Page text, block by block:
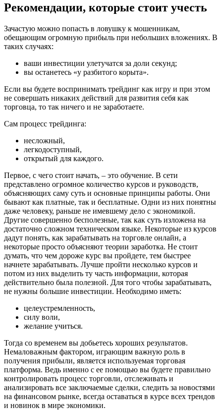
Рекомендации, которые стоит учесть
Зачастую можно попасть в ловушку к мошенникам,
обещающим огромную прибыль при небольших вложениях. В
таких случаях:
ваши инвестиции улетучатся за доли секунд;
вы останетесь «у разбитого корыта».
Если вы будете воспринимать трейдинг как игру и при этом
не совершать никаких действий для развития себя как
торговца, то так ничего и не заработаете.
Сам процесс трейдинга:
несложный,
легкодоступный,
открытый для каждого.
Первое, с чего стоит начать, – это обучение. В сети
представлено огромное количество курсов и руководств,
объясняющих саму суть и основные принципы работы. Они
бывают как платные, так и бесплатные. Одни из них понятны
даже человеку, раньше не имевшему дело с экономикой.
Другие совершенно бесполезные, так как суть изложена на
достаточно сложном техническом языке. Некоторые из курсов
дадут понять, как зарабатывать на торговле онлайн, а
некоторые просто объясняют теории заработка. Не стоит
думать, что чем дороже курс вы пройдете, тем быстрее
начнете зарабатывать. Лучше пройти несколько курсов и
потом из них выделить ту часть информации, которая
действительно была полезной. Для того чтобы зарабатывать,
не нужны большие инвестиции. Необходимо иметь:
целеустремленность,
силу воли,
желание учиться.
Тогда со временем вы добьетесь хороших результатов.
Немаловажным фактором, играющим важную роль в
получения прибыли, является используемая торговая
платформа. Ведь именно с ее помощью вы будете правильно
контролировать процесс торговли, отслеживать и
анализировать все заключаемые сделки, следить за новостями
на финансовом рынке, всегда оставаться в курсе всех трендов
и новинок в мире экономики.